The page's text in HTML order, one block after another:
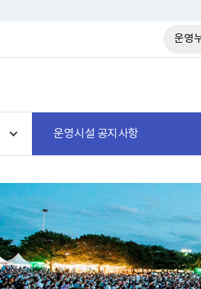
운영
운영시설 공지사항